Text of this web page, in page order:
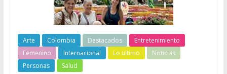
Arte Colombia Destacados
Entretenimiento
Femenino
Internacional Lo ultimo
Noticias
Personas
Salud